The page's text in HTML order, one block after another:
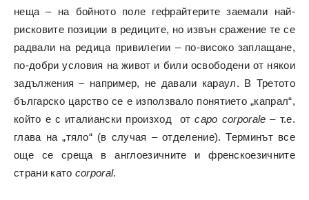
неща – на бойното поле гефрайтерите заемали най-
рисковите позиции в редиците, но извън сражение те се
радвали на редица привилегии – по-високо заплащане,
по-добри условия на живот и били освободени от някои
задължения – например, не давали караул. В Третото
българско царство се е използвало понятието „капрал“,
който е с италиански произход отcapo corporale – т.е.
глава на „тяло“ (в случая – отделение). Терминът все
още се среща в англоезичните и френскоезичните
страни като corporal.